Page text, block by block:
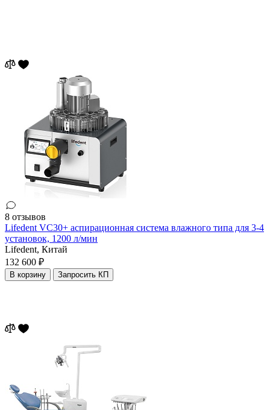
8 отзывов
Lifedent VC30+ аспирационная система влажного типа для 3-4
установок, 1200 л/мин
Lifedent, Китай
132 600 ₽
В корзину Запросить КП